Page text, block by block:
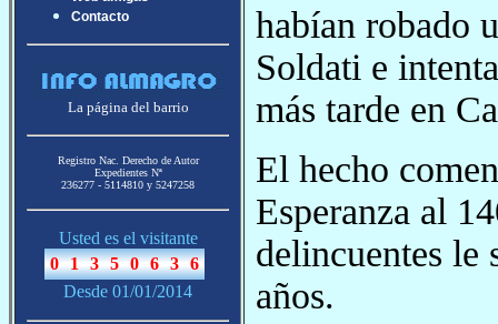
Contacto
La página del barrio
Registro Nac. Derecho de Autor
Expedientes Nª
236277 - 5114810 y 5247258
Usted es el visitante
Desde 01/01/2014
habían robado
Soldati e
más tarde en
El hecho
Esperanza al
delincuentes le
años.